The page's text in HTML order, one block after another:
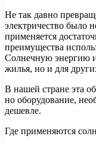
Не так давно
электричество было
применяется
преимущества
Солнечную энергию
жилья, но и для
В нашей стране эта
но оборудование,
дешевле.
Где применяются